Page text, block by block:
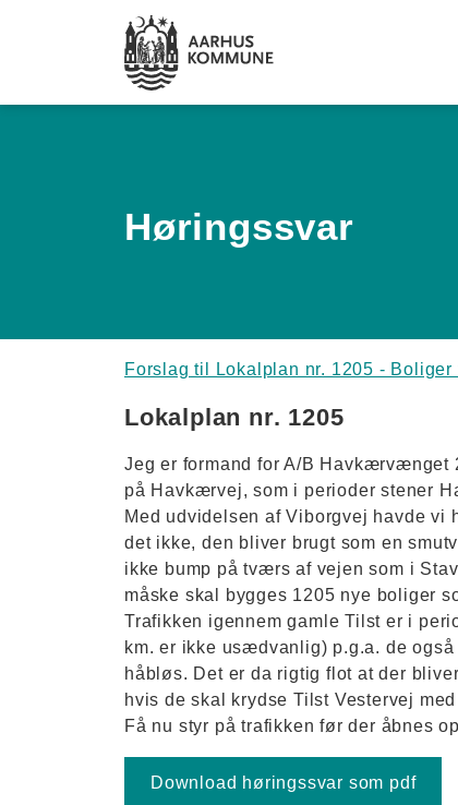
Høringssvar
Forslag til Lokalplan nr. 1205 -
Lokalplan nr. 1205
Jeg er formand for A/B Havkærvænget
på Havkærvej, som i perioder stener
Med udvidelsen af Viborgvej havde
det ikke, den bliver brugt som en
ikke bump på tværs af vejen som i
måske skal bygges 1205 nye boliger
Trafikken igennem gamle Tilst er i
km. er ikke usædvanlig) p.g.a. de
håbløs. Det er da rigtig flot at der
hvis de skal krydse Tilst Vestervej
Få nu styr på trafikken før der åbnes
Download høringssvar som pdf